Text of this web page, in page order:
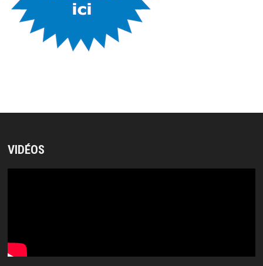
VIDÉOS